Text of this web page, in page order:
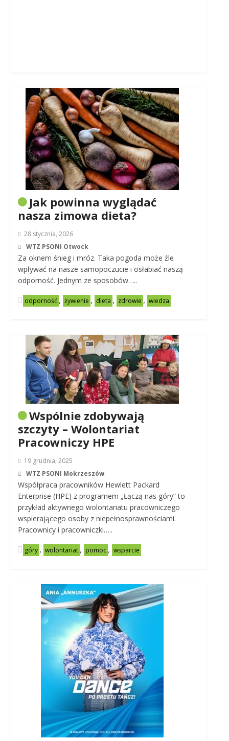
Jak powinna wyglądać
nasza zimowa dieta?
28 stycznia, 2026
WTZ PSONI Otwock
Za oknem śnieg i mróz. Taka pogoda może źle
wpływać na nasze samopoczucie i osłabiać naszą
odporność. Jednym ze sposobów…..
odporność , żywienie , dieta , zdrowie , wiedza
Wspólnie zdobywają
szczyty – Wolontariat
Pracowniczy HPE
19 grudnia, 2025
WTZ PSONI Mokrzeszów
Współpraca pracowników Hewlett Packard
Enterprise (HPE) z programem „Łączą nas góry” to
przykład aktywnego wolontariatu pracowniczego
wspierającego osoby z niepełnosprawnościami.
Pracownicy i pracowniczki…..
góry , wolontariat , pomoc , wsparcie